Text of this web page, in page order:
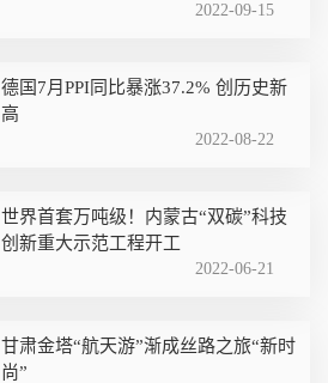
2022-09-15
德国7月PPI同比暴涨37.2% 创历史新
高
2022-08-22
世界首套万吨级！内蒙古“双碳”科技
创新重大示范工程开工
2022-06-21
甘肃金塔“航天游”渐成丝路之旅“新时
尚”